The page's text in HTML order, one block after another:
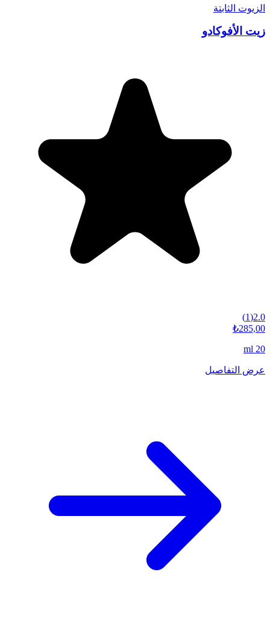
الزيوت الثابتة
زيت الأفوكادو
2.0
(
1
)
₺285,00
20 ml
عرض التفاصيل